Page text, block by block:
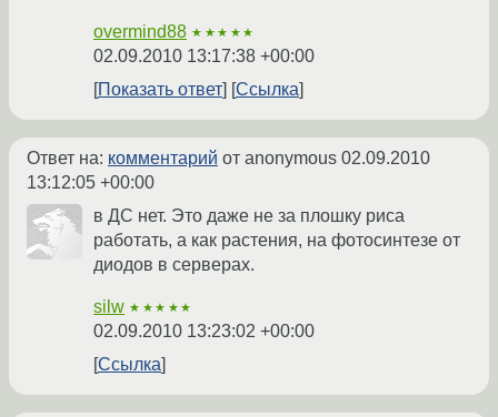
overmind88 ★★★★★
02.09.2010 13:17:38 +00:00
Показать ответ
Ссылка
Ответ на: комментарий от anonymous 02.09.2010
13:12:05 +00:00
в ДС нет. Это даже не за плошку риса
работать, а как растения, на фотосинтезе от
диодов в серверах.
silw ★★★★★
02.09.2010 13:23:02 +00:00
Ссылка